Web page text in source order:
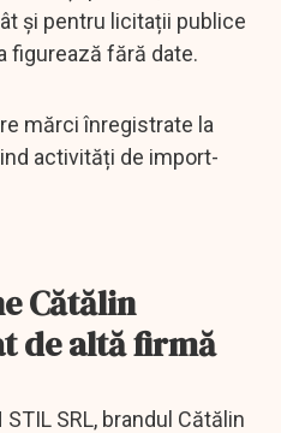
și pentru licitații publice
figurează fără date.
mărci înregistrate la
activități de import-
Cătălin
de altă firmă
STIL SRL, brandul Cătălin